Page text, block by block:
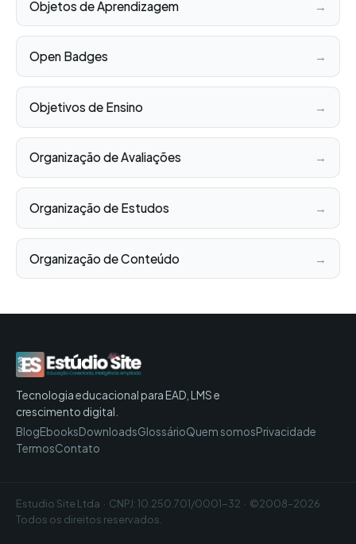
Objetos de Aprendizagem →
Open Badges →
Objetivos de Ensino →
Organização de Avaliações →
Organização de Estudos →
Organização de Conteúdo →
Tecnologia educacional para EAD, LMS e
crescimento digital.
BlogEbooksDownloadsGlossárioQuem somosPrivacidade
TermosContato
Estudio Site Ltda · CNPJ: 10.250.701/0001-32 · ©2008–2026
Todos os direitos reservados.